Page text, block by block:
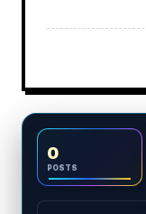
0
POSTS